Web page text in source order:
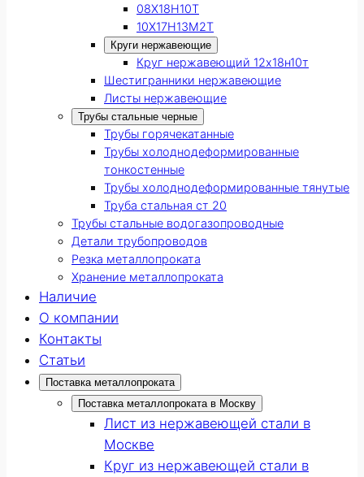
08Х18Н10Т
10Х17Н13М2Т
Круги нержавеющие
Круг нержавеющий 12х18н10т
Шестигранники нержавеющие
Листы нержавеющие
Трубы стальные черные
Трубы горячекатанные
Трубы холоднодеформированные
тонкостенные
Трубы холоднодеформированные тянутые
Труба стальная ст 20
Трубы стальные водогазопроводные
Детали трубопроводов
Резка металлопроката
Хранение металлопроката
Наличие
О компании
Контакты
Статьи
Поставка металлопроката
Поставка металлопроката в Москву
Лист из нержавеющей стали в
Москве
Круг из нержавеющей стали в